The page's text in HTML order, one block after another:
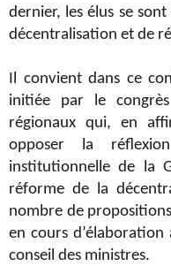
dernier, les élus se
décentralisation et de
Il convient dans ce
initiée par le
régionaux qui, en
opposer la
institutionnelle de la
réforme de la
nombre de
en cours
conseil des ministres.